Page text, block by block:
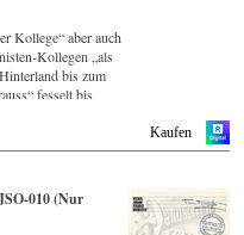
gehört zu einer
Jahre Strauss-
in einer
Kollege“ aber auch
Kollegen „als
bis zum
fesselt bis
den 1970er Jahren
Kaufen
010 (Nur